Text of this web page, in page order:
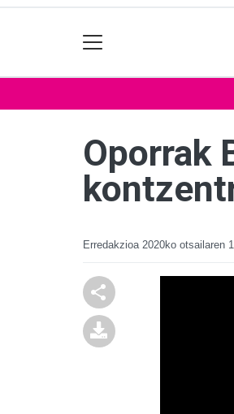
Oporrak
Erredakzioa 2020ko otsailaren